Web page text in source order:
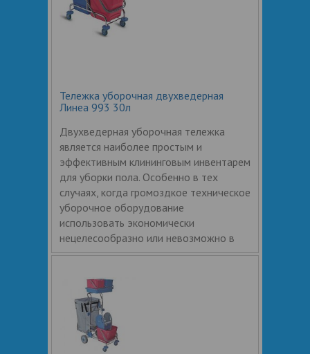
Тележка уборочная двухведерная
Линеа 993 30л
Двухведерная уборочная тележка
является наиболее простым и
эффективным клининговым инвентарем
для уборки пола. Особенно в тех
случаях, когда громоздкое техническое
уборочное оборудование
использовать экономически
нецелесообразно или невозможно в